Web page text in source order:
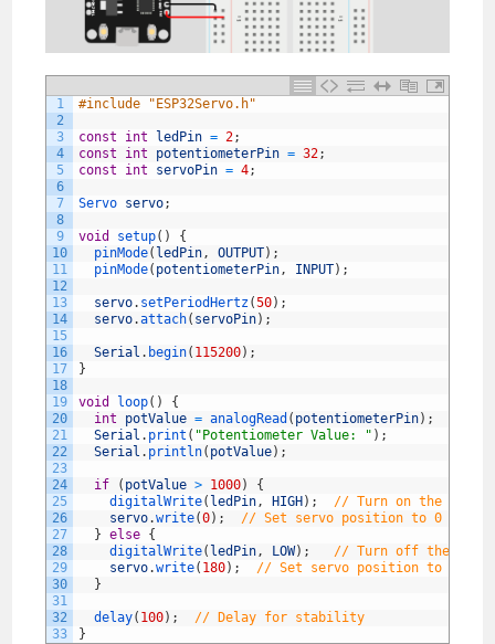
1
2
3
4
5
6
7
8
9
10
11
12
13
14
15
16
17
18
19
20
21
22
23
24
25
26
27
28
29
30
31
32
33
#include "ESP32Servo.h"
const int ledPin = 2;
const
int potentiometerPin = 32;
const
int servoPin = 4;
Servo servo;
void setup( )
{
pinMode( ledPin, OUTPUT) ;
pinMode( potentiometerPin, INPUT) ;
servo. setPeriodHertz(50) ;
servo.attach( servoPin) ;
Serial . begin( 115200) ;
}
void loop( )
{
int
potValue = analogRead ( potentiometerPin) ;
Serial . print ( "Potentiometer Value: " ) ;
Serial . println( potValue) ;
if ( potValue > 1000)
{
digitalWrite( ledPin, HIGH ) ;
// Turn on the LED
servo.write(0) ;
// Set servo position to 0
} else {
digitalWrite( ledPin, LOW) ;
// Turn off the LED
servo.write( 180) ;
// Set servo position to 180
}
delay( 100) ;
// Delay for stability
}